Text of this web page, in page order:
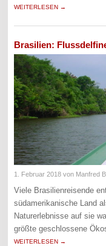
WEITERLESEN →
Brasilien:
1. Februar 2018 von Manfred
Viele Brasilienreisende
südamerikanische Land
Naturerlebnisse auf sie
größte geschlossene
WEITERLESEN →